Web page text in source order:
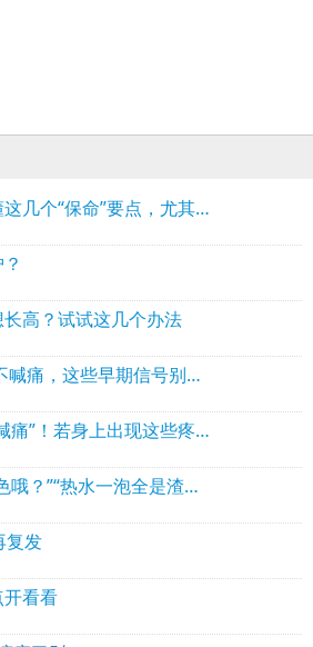
要种牙？别急！先搞懂这几个“保命”要点，尤其老年人
高？试试这几个办法
【科普】肾脏 “沉默” 不喊痛，这些早期信号别忽视
癌症来临时，身体会“喊痛”！若身上出现这些疼痛，要当心
“这个西红花咋个还掉色哦？”“热水一泡全是渣渣？”泸州大爷大妈特别注意
复发
看看